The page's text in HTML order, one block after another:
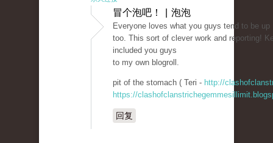
冒个泡吧！ | 泡泡
Everyone loves what you guys tend to be up
too. This sort of clever work and reporting!
included you guys
to my own blogroll.
pit of the stomach ( Teri - http://
https://
回复